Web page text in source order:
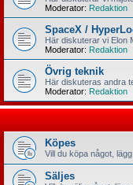
Moderator: Redaktion
SpaceX /
Här diskuterar vi Elon
Moderator: Redaktion
Övrig teknik
Här diskuteras andra
Moderator: Redaktion
Köpes
Vill du köpa något,
Säljes